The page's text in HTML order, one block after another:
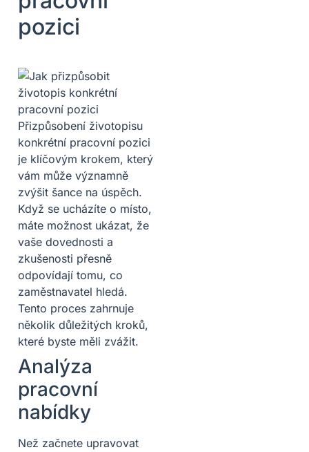
pozici
Přizpůsobení životopisu
konkrétní pracovní pozici
je klíčovým krokem, který
vám může významně
zvýšit šance na úspěch.
Když se ucházíte o místo,
máte možnost ukázat, že
vaše dovednosti a
zkušenosti přesně
odpovídají tomu, co
zaměstnavatel hledá.
Tento proces zahrnuje
několik důležitých kroků,
které byste měli zvážit.
Analýza
pracovní
nabídky
Než začnete upravovat